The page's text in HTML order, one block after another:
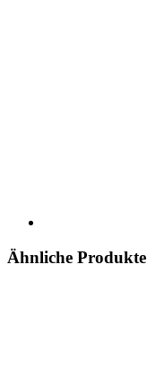
Ähnliche Produkte